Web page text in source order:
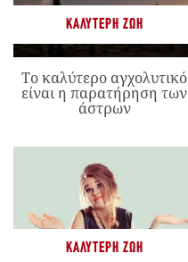
ΚΑΛΎΤΕΡΗ ΖΩΉ
Το καλύτερο αγχολυτικό
είναι η παρατήρηση των
άστρων
ΚΑΛΎΤΕΡΗ ΖΩΉ